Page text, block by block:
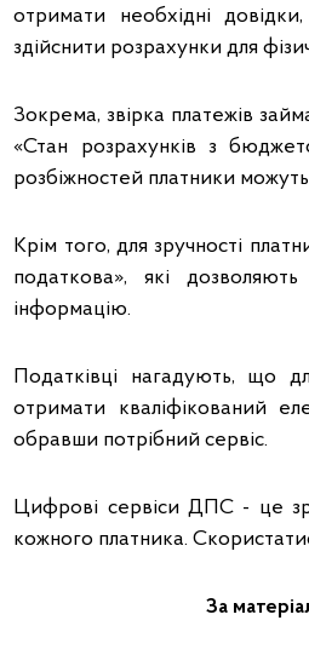
отримати необхідні
здійснити розрахунки для
Зокрема, звірка платежів
«Стан розрахунків з
розбіжностей платники
Крім того, для зручності
податкова», які
інформацію.
Податківці нагадують, що
отримати кваліфікований
обравши потрібний сервіс.
Цифрові сервіси ДПС - це
кожного платника.
За